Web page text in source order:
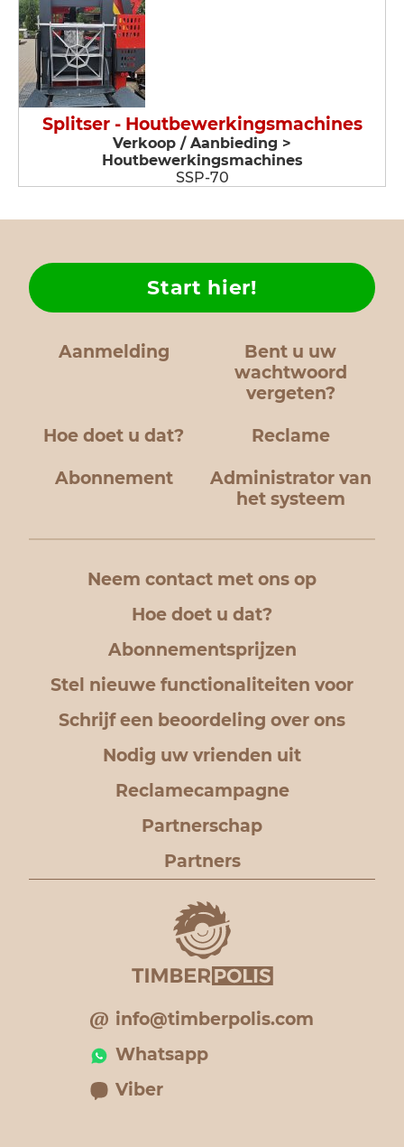
Splitser - Houtbewerkingsmachines
Verkoop / Aanbieding >
Houtbewerkingsmachines
SSP-70
Aanmelding
Bent u uw
wachtwoord
vergeten?
Hoe doet u dat?
Start hier!
Reclame
Abonnement
Administrator van
het systeem
Neem contact met ons op
Hoe doet u dat?
Abonnementsprijzen
Stel nieuwe functionaliteiten voor
Schrijf een beoordeling over ons
Nodig uw vrienden uit
Reclamecampagne
Partnerschap
Partners
info@timberpolis.com
Whatsapp
Viber